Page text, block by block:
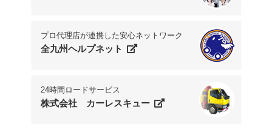
プロ代理店が連携した安心ネットワーク
全九州ヘルプネット
24時間ロードサービス
株式会社 カーレスキュー